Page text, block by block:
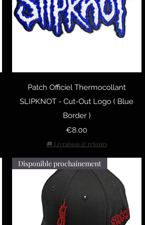
Quick View
Patch Officiel Thermocollant
SLIPKNOT - Cut-Out Logo ( Blue
Border )
Price
€8.00
🚚 Livraison & retours
Disponible prochainement